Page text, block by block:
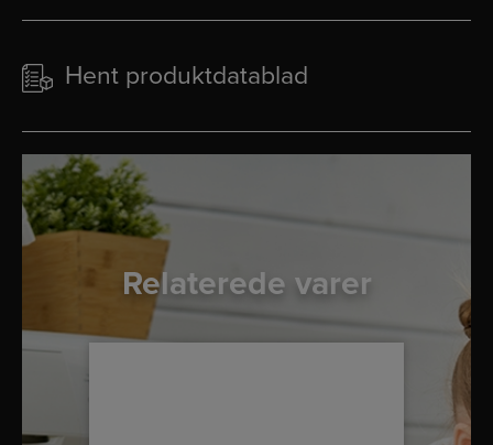
Hent produktdatablad
Relaterede varer